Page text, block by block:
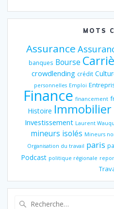
MOTS
Assurance
banques Bourse
crowdlending crédit
personnelles Emploi
Finance financement
Histoire Immobilier
Investissement Laurent
mineurs isolés Mineurs
Organisation du travail paris
Podcast politique régionale